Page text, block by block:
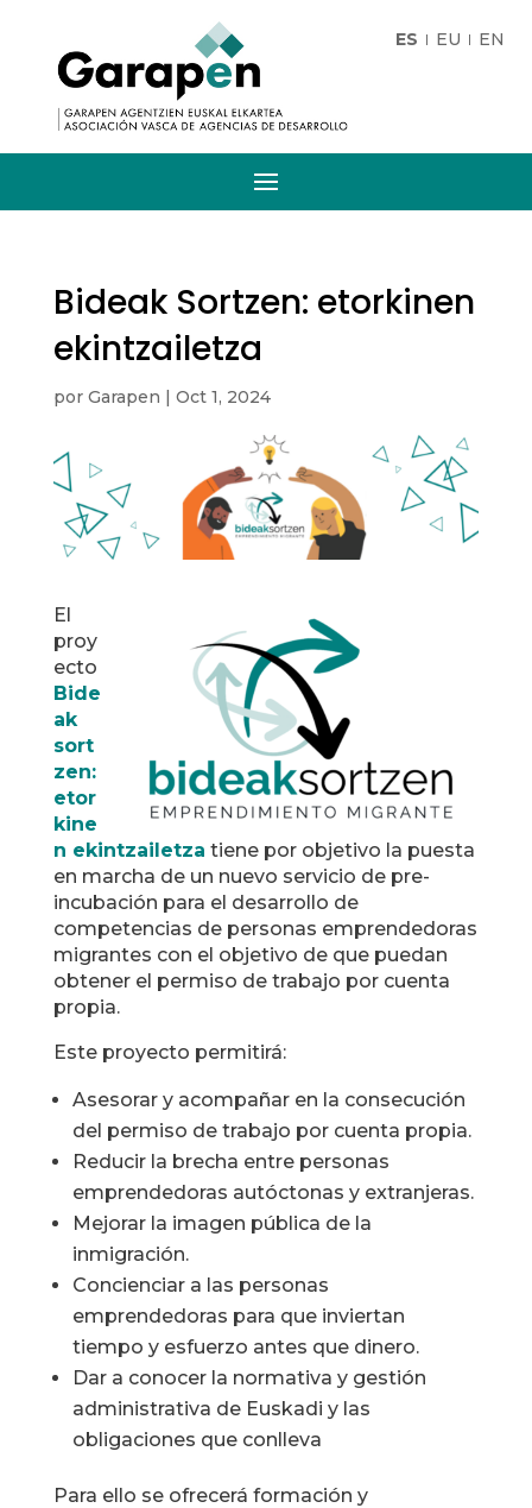
ES EU EN
Bideak Sortzen: etorkinen
ekintzailetza
por Garapen | Oct 1, 2024
El
proy
ecto
Bide
ak
sort
zen:
etor
kine
n ekintzailetza tiene por objetivo la puesta
en marcha de un nuevo servicio de pre-
incubación para el desarrollo de
competencias de personas emprendedoras
migrantes con el objetivo de que puedan
obtener el permiso de trabajo por cuenta
propia.
Este proyecto permitirá:
Asesorar y acompañar en la consecución
del permiso de trabajo por cuenta propia.
Reducir la brecha entre personas
emprendedoras autóctonas y extranjeras.
Mejorar la imagen pública de la
inmigración.
Concienciar a las personas
emprendedoras para que inviertan
tiempo y esfuerzo antes que dinero.
Dar a conocer la normativa y gestión
administrativa de Euskadi y las
obligaciones que conlleva
Para ello se ofrecerá formación y